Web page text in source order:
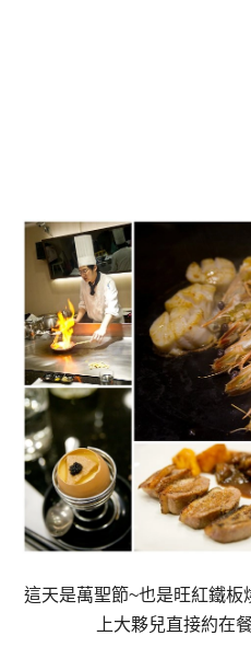
這天是萬聖節~也是旺紅鐵板
上大夥兒直接約在